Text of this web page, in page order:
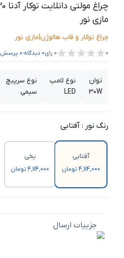
مازی نور
چراغ توکار و قاب هالوژن|مازی نور
0
0 رای0 دیدگاه،0 پرسش
توان
30W
نوع لامپ
LED
نوع سرپیچ
سیمی
رنگ نور : آفتابی
آفتابی
4,114,000 تومان
یخی
4,114,000 تومان
جزییات ارسال